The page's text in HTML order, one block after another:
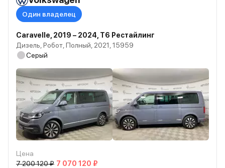
Один владелец
Caravelle, 2019 – 2024, T6 Рестайлинг
Дизель, Робот, Полный, 2021, 15959
Серый
Цена
7 200 120 ₽ 7 070 120 ₽